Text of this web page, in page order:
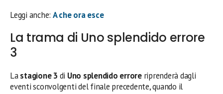
Leggi anche: A che ora esce
La trama di Uno splendido errore
3
Lastagione 3 di Uno splendido erroreriprenderà dagli
eventi sconvolgenti del finale precedente, quando il